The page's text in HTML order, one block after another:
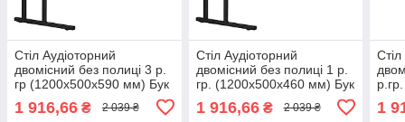
Стіл Аудіоторний
двомісний без полиці 3 р.
гр (1200х500х590 мм) Бук
парта для двох AMF
1 916,66 ₴ 2 039 ₴
Стіл Аудіоторний
двомісний без полиці 1 р.
гр. (1200х500х460 мм) Бук
парта для двох AMF
1 916,66₴ 2 039 ₴ 1